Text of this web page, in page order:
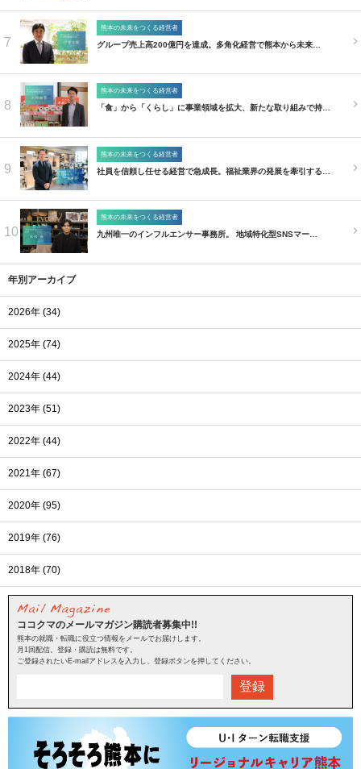
7
熊本の未来をつくる経営者
グループ売上高200億円を達成。多角化経営で熊本から未来…
8
熊本の未来をつくる経営者
「食」から「くらし」に事業領域を拡大、新たな取り組みで持…
9
熊本の未来をつくる経営者
社員を信頼し任せる経営で急成長。福祉業界の発展を牽引する…
10
熊本の未来をつくる経営者
九州唯一のインフルエンサー事務所。 地域特化型SNSマー…
年別アーカイブ
2026年 (34)
2025年 (74)
2024年 (44)
2023年 (51)
2022年 (44)
2021年 (67)
2020年 (95)
2019年 (76)
2018年 (70)
ココクマのメールマガジン購読者募集中!!
熊本の就職・転職に役立つ情報をメールでお届けします。
月1回配信。登録・購読は無料です。
ご登録されたいE-mailアドレスを入力し、登録ボタンを押してください。
登録